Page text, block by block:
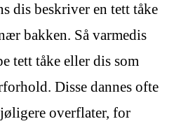
dis beskriver en tett tåke
bakken. Så varmedis
tett tåke eller dis som
Disse dannes ofte
overflater, for